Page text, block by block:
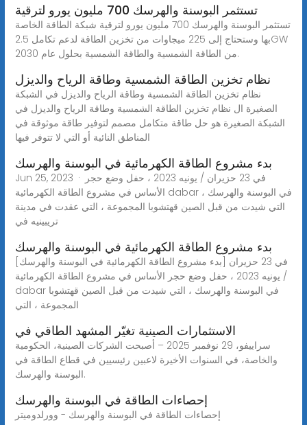
تستثمر البوسنة والهرسك 700 مليون يورو لترقية
تستثمر البوسنة والهرسك 700 مليون يورو لترقية شبكة الطاقة الخاصة
بها وستحتاج إلى 225 ميجاوات من تخزين الطاقة لدعم تكامل 2.5GW
من الطاقة الشمسية والطاقة الشمسية بحلول عام 2030.
نظام تخزين الطاقة الشمسية وطاقة الرياح والديزل
نظام تخزين الطاقة الشمسية وطاقة الرياح والديزل في الشبكة
الصغيرة ال نظام تخزين الطاقة الشمسية وطاقة الرياح والديزل في
الشبكة الصغيرة هو حل طاقة متكامل مصمم لتوفير طاقة موثوقة في
المناطق النائية أو التي لا تتوفر فيها
بدء مشروع الطاقة الكهرمائية في البوسنة والهرسك
Jun 25, 2023 · في 23 حزيران / يونيه 2023 ، حفل وضع حجر
الأساس في مشروع الطاقة الكهرمائية dabar في البوسنة والهرسك ،
التي شيدت من قبل الصين قهتشوبا المجموعة ، التي عقدت في مدينة
تريبينيه في
بدء مشروع الطاقة الكهرمائية في البوسنة والهرسك
[بدء مشروع الطاقة الكهرمائية في البوسنة والهرسك] في 23 حزيران
/ يونيه 2023 ، حفل وضع حجر الأساس في مشروع الطاقة الكهرمائية
dabar في البوسنة والهرسك ، التي شيدت من قبل الصين قهتشوبا
المجموعة ، التي
الاستثمارات الصينية تغيّر المشهد الطاقي في
سراييفو، 29 نوفمبر 2025 – أصبحت الشركات الصينية، الحكومية
والخاصة، في السنوات الأخيرة لاعبين رئيسيين في قطاع الطاقة في
البوسنة والهرسك.
إحصاءات الطاقة في البوسنة والهرسك
إحصاءات الطاقة في البوسنة والهرسك - وورلدوميتر